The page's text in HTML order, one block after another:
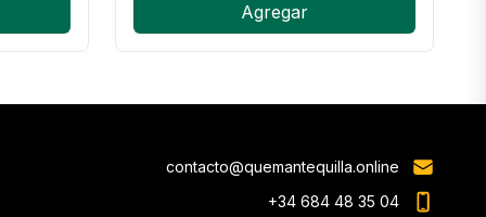
Agregar
contacto@quemantequilla.online
+34 684 48 35 04